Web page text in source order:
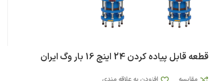
قطعه قابل پیاده کردن 24 اینچ 16 بار وگ ایران